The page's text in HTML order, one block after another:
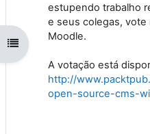
Abrir índice da disciplina
estupendo trabalho
e seus colegas, vote
Moodle.
A votação está
http://
open-source-cms-